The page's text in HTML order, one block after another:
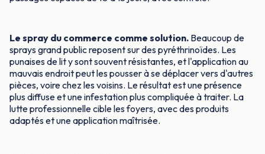
Le spray du commerce comme solution. Beaucoup de
sprays grand public reposent sur des pyréthrinoïdes. Les
punaises de lit y sont souvent résistantes, et l'application au
mauvais endroit peut les pousser à se déplacer vers d'autres
pièces, voire chez les voisins. Le résultat est une présence
plus diffuse et une infestation plus compliquée à traiter. La
lutte professionnelle cible les foyers, avec des produits
adaptés et une application maîtrisée.